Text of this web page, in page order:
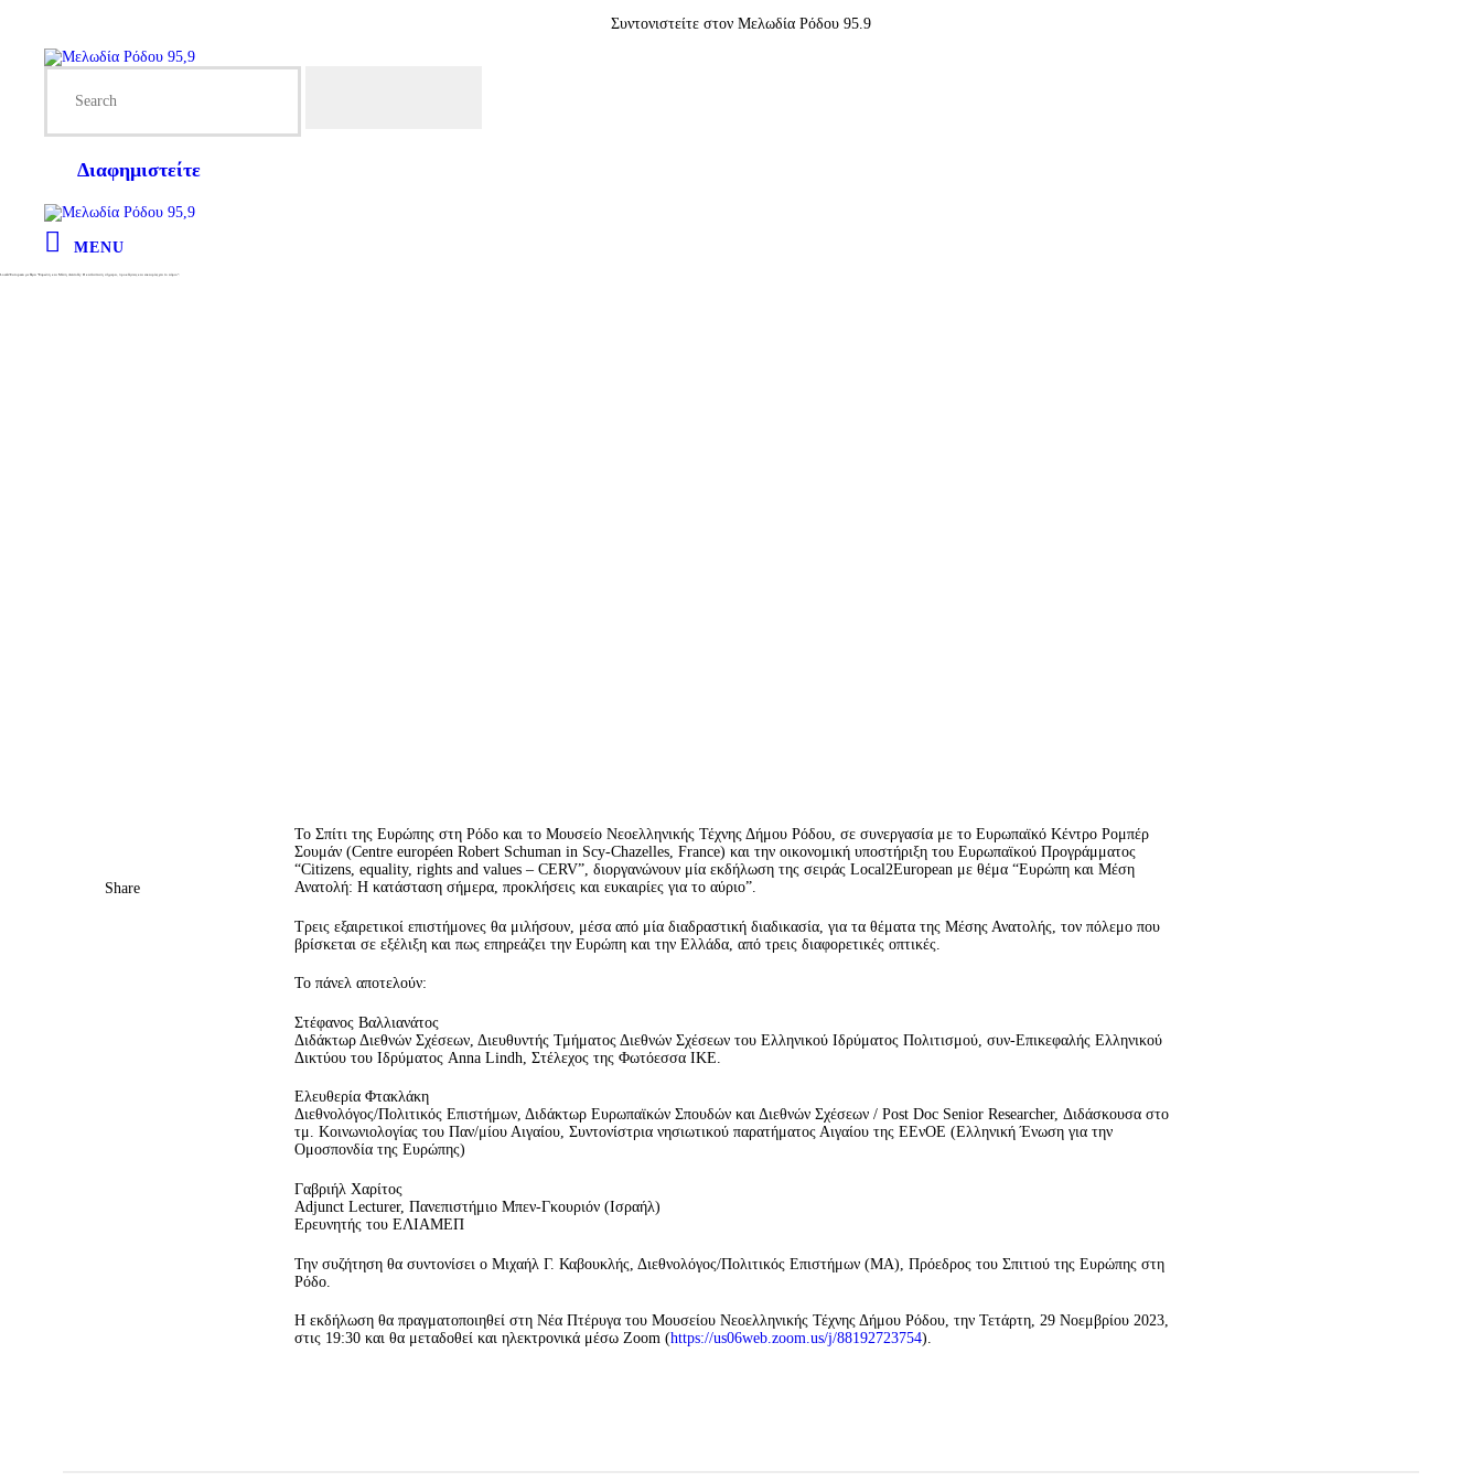
Συντονιστείτε στον Μελωδία Ρόδου 95.9
Διαφημιστείτε
MENU
Local2European με θέμα “Ευρώπη και Μέση Ανατολή: Η κατάσταση σήμερα, προκλήσεις και ευκαιρίες για το αύριο”.
Share
Το Σπίτι της Ευρώπης στη Ρόδο και το Μουσείο Νεοελληνικής Τέχνης Δήμου Ρόδου, σε συνεργασία με το Ευρωπαϊκό Κέντρο Ρομπέρ
Σουμάν (Centre européen Robert Schuman in Scy-Chazelles, France) και την οικονομική υποστήριξη του Ευρωπαϊκού Προγράμματος
“Citizens, equality, rights and values – CERV”, διοργανώνουν μία εκδήλωση της σειράς Local2European με θέμα “Ευρώπη και Μέση
Ανατολή: Η κατάσταση σήμερα, προκλήσεις και ευκαιρίες για το αύριο”.
Τρεις εξαιρετικοί επιστήμονες θα μιλήσουν, μέσα από μία διαδραστική διαδικασία, για τα θέματα της Μέσης Ανατολής, τον πόλεμο που
βρίσκεται σε εξέλιξη και πως επηρεάζει την Ευρώπη και την Ελλάδα, από τρεις διαφορετικές οπτικές.
Το πάνελ αποτελούν:
Στέφανος Βαλλιανάτος
Διδάκτωρ Διεθνών Σχέσεων, Διευθυντής Τμήματος Διεθνών Σχέσεων του Ελληνικού Ιδρύματος Πολιτισμού, συν-Επικεφαλής Ελληνικού
Δικτύου του Ιδρύματος Anna Lindh, Στέλεχος της Φωτόεσσα ΙΚΕ.
Ελευθερία Φτακλάκη
Διεθνολόγος/Πολιτικός Επιστήμων, Διδάκτωρ Ευρωπαϊκών Σπουδών και Διεθνών Σχέσεων / Post Doc Senior Researcher, Διδάσκουσα στο
τμ. Κοινωνιολογίας του Παν/μίου Αιγαίου, Συντονίστρια νησιωτικού παρατήματος Αιγαίου της ΕΕνΟΕ (Ελληνική Ένωση για την
Ομοσπονδία της Ευρώπης)
Γαβριήλ Χαρίτος
Adjunct Lecturer, Πανεπιστήμιο Μπεν-Γκουριόν (Ισραήλ)
Ερευνητής του ΕΛΙΑΜΕΠ
Την συζήτηση θα συντονίσει ο Μιχαήλ Γ. Καβουκλής, Διεθνολόγος/Πολιτικός Επιστήμων (MA), Πρόεδρος του Σπιτιού της Ευρώπης στη
Ρόδο.
Η εκδήλωση θα πραγματοποιηθεί στη Νέα Πτέρυγα του Μουσείου Νεοελληνικής Τέχνης Δήμου Ρόδου, την Τετάρτη, 29 Νοεμβρίου 2023,
στις 19:30 και θα μεταδοθεί και ηλεκτρονικά μέσω Zoom (https://us06web.zoom.us/j/88192723754).